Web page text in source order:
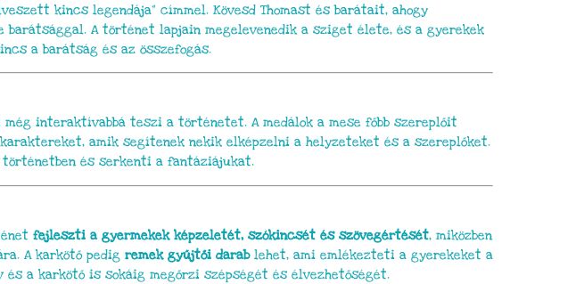
kincs legendája” címmel. Kövesd Thomast és barátait, ahogy
A történet lapjain megelevenedik a sziget élete, és a gyerekek
a barátság és az összefogás.
még interaktívabbá teszi a történetet. A medálok a mese főbb szereplőit
amik segítenek nekik elképzelni a helyzeteket és a szereplőket.
és serkenti a fantáziájukat.
fejleszti a gyermekek képzeletét, szókincsét és szövegértését, miközben
A karkötő pedig remek gyűjtői darablehet, ami emlékezteti a gyerekeket a
és a karkötő is sokáig megőrzi szépségét és élvezhetőségét.